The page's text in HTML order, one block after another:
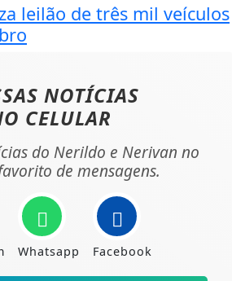
leilão de três mil veículos
NOTÍCIAS
CELULAR
do Nerildo e Nerivan no
de mensagens.
Whatsapp Facebook